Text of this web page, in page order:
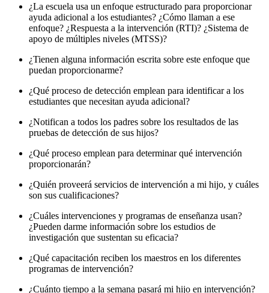
¿La escuela usa un enfoque estructurado para proporcionar
ayuda adicional a los estudiantes? ¿Cómo llaman a ese
enfoque? ¿Respuesta a la intervención (RTI)? ¿Sistema de
apoyo de múltiples niveles (MTSS)?
¿Tienen alguna información escrita sobre este enfoque que
puedan proporcionarme?
¿Qué proceso de detección emplean para identificar a los
estudiantes que necesitan ayuda adicional?
¿Notifican a todos los padres sobre los resultados de las
pruebas de detección de sus hijos?
¿Qué proceso emplean para determinar qué intervención
proporcionarán?
¿Quién proveerá servicios de intervención a mi hijo, y cuáles
son sus cualificaciones?
¿Cuáles intervenciones y programas de enseñanza usan?
¿Pueden darme información sobre los estudios de
investigación que sustentan su eficacia?
¿Qué capacitación reciben los maestros en los diferentes
programas de intervención?
¿Cuánto tiempo a la semana pasará mi hijo en intervención?